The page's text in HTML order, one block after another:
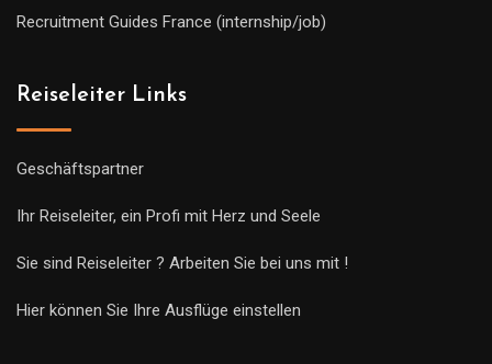
Recruitment Guides France (internship/job)
Reiseleiter Links
Geschäftspartner
Ihr Reiseleiter, ein Profi mit Herz und Seele
Sie sind Reiseleiter ? Arbeiten Sie bei uns mit !
Hier können Sie Ihre Ausflüge einstellen